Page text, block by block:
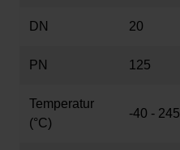
DN 20
PN 125
Temperatur
(°C)
-40 - 245